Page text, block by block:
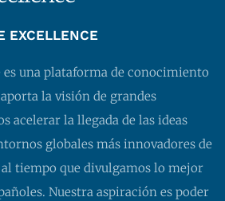
EXCELLENCE
es una plataforma de conocimiento
la visión de grandes
acelerar la llegada de las ideas
globales más innovadores de
tiempo que divulgamos lo mejor
Nuestra aspiración es poder